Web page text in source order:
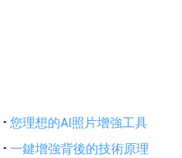
·您理想的AI照片增強工具
·一鍵增強背後的技術原理